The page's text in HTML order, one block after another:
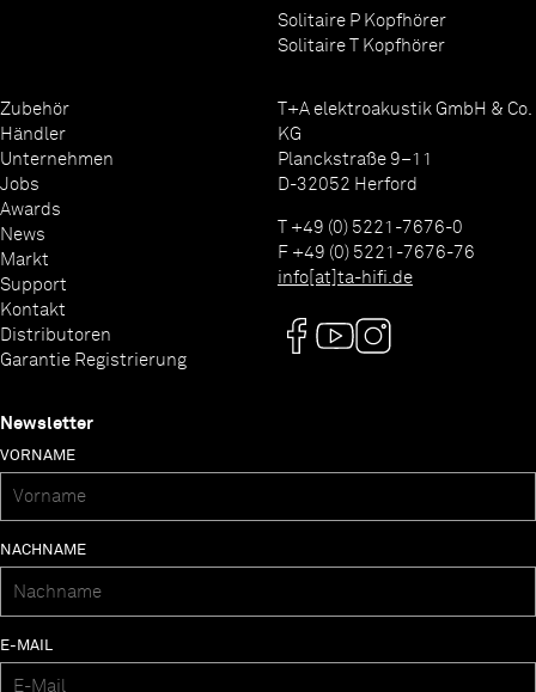
Solitaire P Kopfhörer
Solitaire T Kopfhörer
Zubehör
Händler
Unternehmen
Jobs
Awards
News
Markt
Support
Kontakt
Distributoren
Garantie Registrierung
T+A elektroakustik GmbH & Co.
KG
Planckstraße 9–11
D-32052 Herford
T +49 (0) 5221-7676-0
F +49 (0) 5221-7676-76
info[at]ta-hifi.de
Newsletter
VORNAME
NACHNAME
E-MAIL